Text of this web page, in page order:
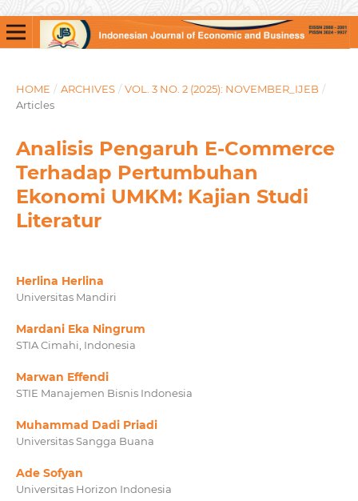
HOME / ARCHIVES / VOL. 3 NO. 2 (2025): NOVEMBER_IJEB /
Articles
Analisis Pengaruh E-Commerce
Terhadap Pertumbuhan
Ekonomi UMKM: Kajian Studi
Literatur
Herlina Herlina
Universitas Mandiri
Mardani Eka Ningrum
STIA Cimahi, Indonesia
Marwan Effendi
STIE Manajemen Bisnis Indonesia
Muhammad Dadi Priadi
Universitas Sangga Buana
Ade Sofyan
Universitas Horizon Indonesia